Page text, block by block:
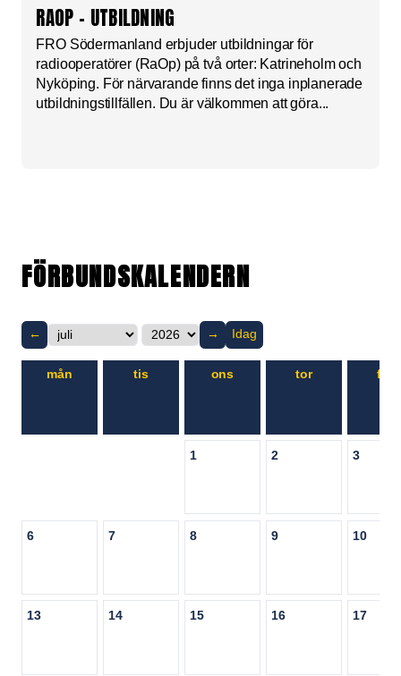
RAOP – UTBILDNING
FRO Södermanland erbjuder utbildningar för
radiooperatörer (RaOp) på två orter: Katrineholm och
Nyköping. För närvarande finns det inga inplanerade
utbildningstillfällen. Du är välkommen att göra...
FÖRBUNDSKALENDERN
← → Idag
mån tis ons tor fre
1 2 3
6 7 8 9 10
13 14 15 16 17